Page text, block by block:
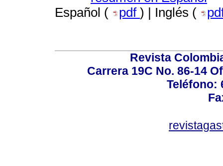
Español (
pdf ) | Inglés (
Revista
Carrera 19C No. 86-14
Teléfono: